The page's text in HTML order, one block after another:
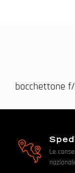
bocchettone
Le